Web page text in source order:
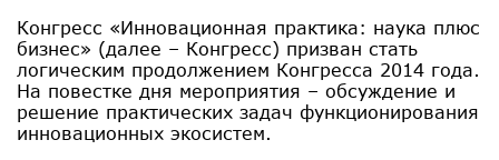
Конгресс «Инновационная практика: наука плюс
бизнес» (далее – Конгресс) призван стать
логическим продолжением Конгресса 2014 года.
На повестке дня мероприятия – обсуждение и
решение практических задач функционирования
инновационных экосистем.